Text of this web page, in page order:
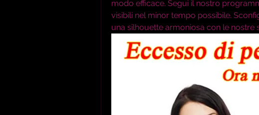
modo efficace. Segui il nostro
visibili nel minor tempo possibile.
una silhouette armoniosa con le nostre